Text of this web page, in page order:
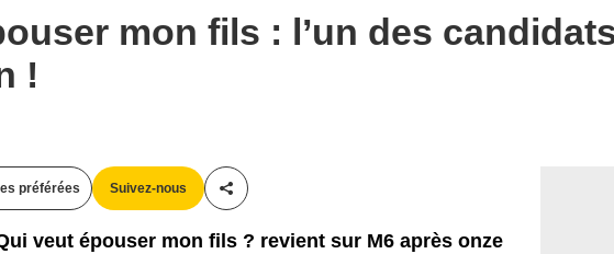
mon fils : l’un des
!
préférées Suivez-nous
Partager cet article
veut épouser mon fils ? revient sur M6 après onze